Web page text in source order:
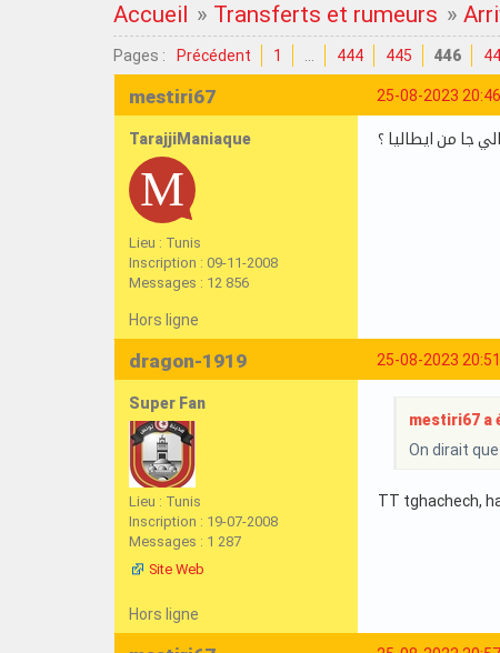
Accueil » Transferts et rumeurs »
Pages : Précédent 1 444 445 446
25-08-2023 20:46
mestiri67
TarajjiManiaque
Lieu : Tunis
Inscription : 09-11-2008
Messages : 12 856
جا من ايطاليا ؟
Hors ligne
25-08-2023 20:51
dragon-1919
Super Fan
Lieu : Tunis
Inscription : 19-07-2008
Messages : 1 287
Site Web
mestiri67 a
On dirait
TT tghachech,
Hors ligne